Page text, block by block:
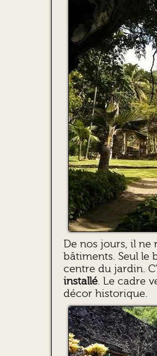
De nos jours, il ne
bâtiments. Seul le
centre du jardin.
installé. Le cadre
décor historique.